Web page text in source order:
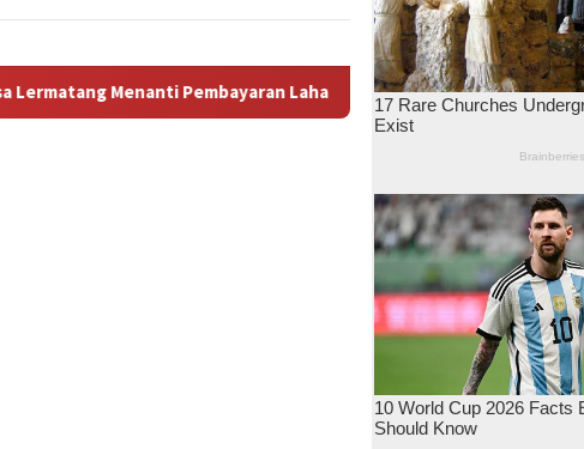
Lahan: Antara Dugaan Konspirasi dan Bayang-Bayang “Makelar